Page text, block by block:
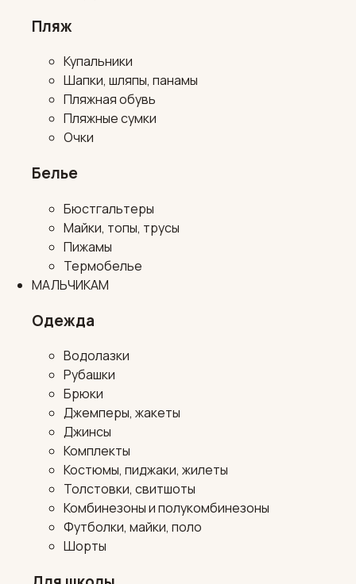
Пляж
Купальники
Шапки, шляпы, панамы
Пляжная обувь
Пляжные сумки
Очки
Белье
Бюстгальтеры
Майки, топы, трусы
Пижамы
Термобелье
МАЛЬЧИКАМ
Одежда
Водолазки
Рубашки
Брюки
Джемперы, жакеты
Джинсы
Комплекты
Костюмы, пиджаки, жилеты
Толстовки, свитшоты
Комбинезоны и полукомбинезоны
Футболки, майки, поло
Шорты